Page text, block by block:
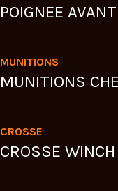
POIGNEE
MUNITIONS
MUNITIONS
CROSSE
CROSSE WINCH